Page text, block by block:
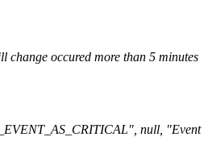
change occured more than 5 minutes
null, "Event